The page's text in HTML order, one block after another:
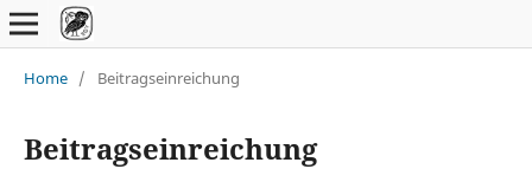
Home / Beitragseinreichung
Beitragseinreichung